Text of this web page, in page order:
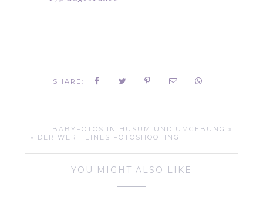
SHARE:
BABYFOTOS IN HUSUM UND UMGEBUNG »
« DER WERT EINES FOTOSHOOTING
YOU MIGHT ALSO LIKE